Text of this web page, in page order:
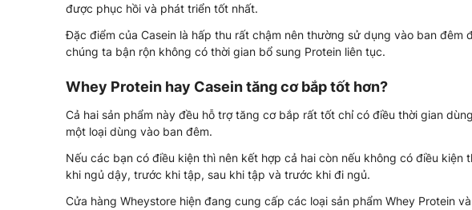
được phục hồi và phát triển tốt nhất.
Đặc điểm của Casein là hấp thu rất chậm nên thường sử dụng vào ban đêm
chúng ta bận rộn không có thời gian bổ sung Protein liên tục.
Whey Protein hay Casein tăng cơ bắp tốt hơn?
Cả hai sản phẩm này đều hỗ trợ tăng cơ bắp rất tốt chỉ có điều thời gian
một loại dùng vào ban đêm.
Nếu các bạn có điều kiện thì nên kết hợp cả hai còn nếu không có điều kiện
khi ngủ dậy, trước khi tập, sau khi tập và trước khi đi ngủ.
Cửa hàng Wheystore hiện đang cung cấp các loại sản phẩm Whey Protein